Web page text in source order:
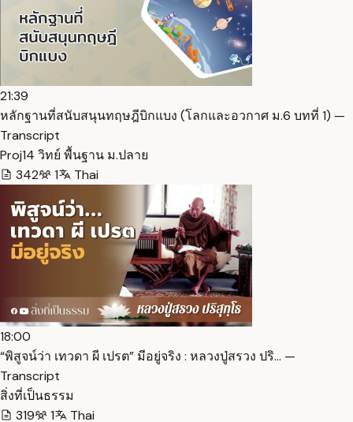
21:39
หลักฐานที่สนับสนุนทฤษฎีบิกแบง (โลกและอวกาศ ม.6 บทที่ 1) —
Transcript
Proj14 วิทย์ พื้นฐาน ม.ปลาย
342
1 Thai
18:00
“พิสูจน์ว่า เทวดา ผี เปรต” มีอยู่จริง : หลวงปู่สรวง ปริ… —
Transcript
สิ่งที่เป็นธรรม
319
1 Thai